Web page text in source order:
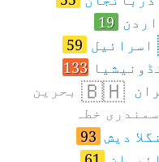
19
اسرائیل 59
133
🇧🇭بحرین
خطہ
دیش 93